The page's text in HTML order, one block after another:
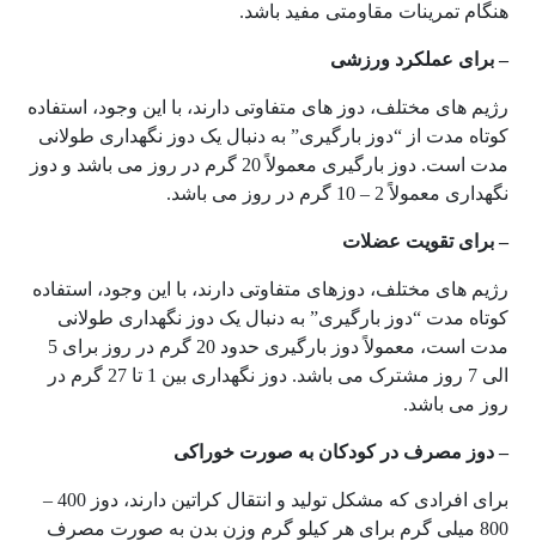
هنگام تمرینات مقاومتی مفید باشد.
– برای عملکرد ورزشی
رژیم های مختلف، دوز های متفاوتی دارند، با این وجود، استفاده
کوتاه مدت از “دوز بارگیری” به دنبال یک دوز نگهداری طولانی
مدت است. دوز بارگیری معمولاً 20 گرم در روز می باشد و دوز
نگهداری معمولاً 2 – 10 گرم در روز می باشد.
– برای تقویت عضلات
رژیم های مختلف، دوزهای متفاوتی دارند، با این وجود، استفاده
کوتاه مدت “دوز بارگیری” به دنبال یک دوز نگهداری طولانی
مدت است، معمولاً دوز بارگیری حدود 20 گرم در روز برای 5
الی 7 روز مشترک می باشد. دوز نگهداری بین 1 تا 27 گرم در
روز می باشد.
– دوز مصرف در کودکان به صورت خوراکی
برای افرادی که مشکل تولید و انتقال کراتین دارند، دوز 400 –
800 میلی گرم برای هر کیلو گرم وزن بدن به صورت مصرف